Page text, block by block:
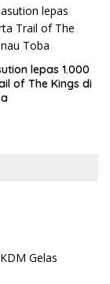
lepas 1.000
of The Kings di